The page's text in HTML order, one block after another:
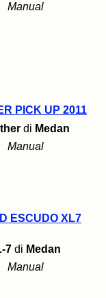
Manual
PICK UP 2011
di Medan
Manual
ESCUDO XL7
7 di Medan
Manual